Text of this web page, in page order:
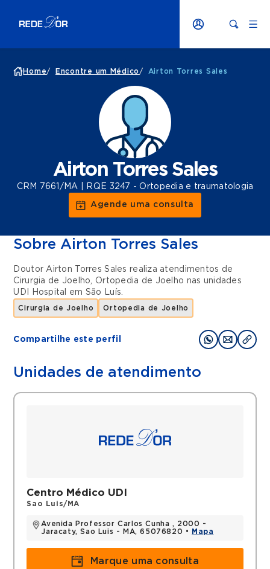
Home/ Encontre um Médico / Airton Torres Sales
Airton Torres Sales
CRM 7661/MA | RQE 3247 - Ortopedia e traumatologia
Agende uma consulta
Sobre Airton Torres Sales
Doutor Airton Torres Sales realiza atendimentos de
Cirurgia de Joelho, Ortopedia de Joelho nas unidades
UDI Hospital
em São Luís.
Cirurgia de Joelho Ortopedia de Joelho
Compartilhe este perfil
Unidades de atendimento
Centro Médico UDI
Sao Luis/MA
Avenida Professor Carlos Cunha , 2000 -
Jaracaty, Sao Luis - MA, 65076820 •
Mapa
Marque uma consulta